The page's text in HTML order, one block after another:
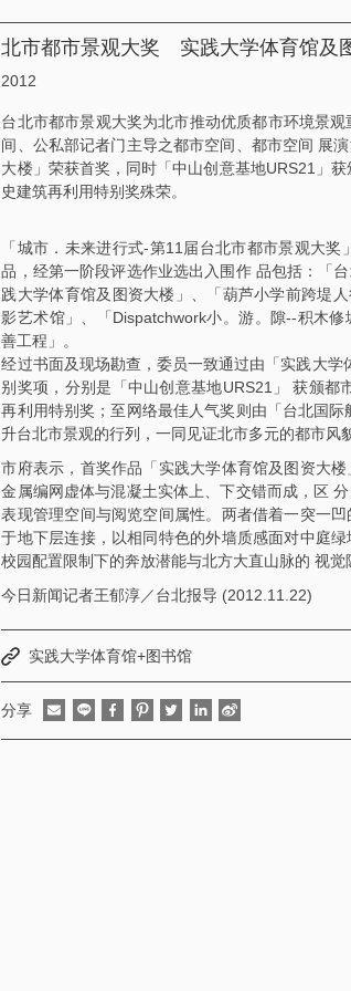
北市都市景观大奖 实践大学体育馆及
2012
台北市都市景观大奖为北市推动优质都市环境景
间、公私部记者门主导之都市空间、都市空间 展
大楼」荣获首奖，同时「中山创意基地URS21」
史建筑再利用特别奖殊荣。
「城市．未来进行式-第11届台北市都市景观大
品，经第一阶段评选作业选出入围作 品包括：「
践大学体育馆及图资大楼」、「葫芦小学前跨堤
影艺术馆」、「Dispatchwork小。游。隙--积木
善工程」。
经过书面及现场勘查，委员一致通过由「实践大
别奖项，分别是「中山创意基地URS21」 获颁
再利用特别奖；至网络最佳人气奖则由「台北国
升台北市景观的行列，一同见证北市多元的都市风
市府表示，首奖作品「实践大学体育馆及图资大
金属编网虚体与混凝土实体上、下交错而成，区
表现管理空间与阅览空间属性。两者借着一突一
于地下层连接，以相同特色的外墙质感面对中庭
校园配置限制下的奔放潜能与北方大直山脉的 视觉
今日新闻记者王郁淳／台北报导 (2012.11.22)
实践大学体育馆+图书馆
分享